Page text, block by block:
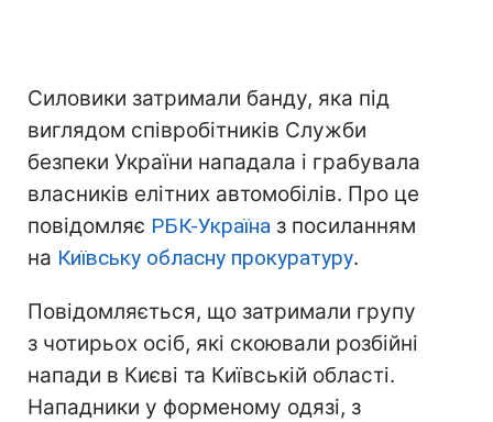
Силовики затримали банду, яка під
виглядом співробітників Служби
безпеки України нападала і грабувала
власників елітних автомобілів. Про це
повідомляє РБК-Україна з посиланням
на Київську обласну прокуратуру.
Повідомляється, що затримали групу
з чотирьох осіб, які скоювали розбійні
напади в Києві та Київській області.
Нападники у форменому одязі, з